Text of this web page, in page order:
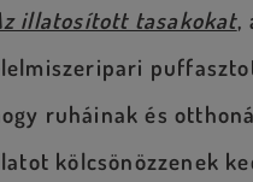
illatosított tasakokat,
ruháinak és
kölcsönözzenek